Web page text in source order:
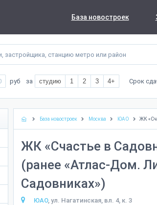
База новостроек
руб за студию 1 2 3 4+ Срок
База новостроек Москва ЮАО ЖК
ЖК «Счастье в
(ранее «Атлас-Дом.
Садовниках»)
ЮАО, ул. Нагатинская, вл. 4, к. 3